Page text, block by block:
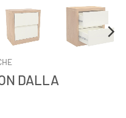
DALLA